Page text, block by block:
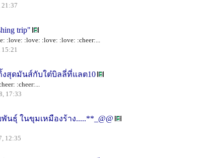
trip"
:love: :love: :love: :love: :cheer:...
งสุดมันส์กับใต๋บิลลี่ที่แลต10
:cheer:...
17:33
พันธุ์ ในขุมเหมืองร้าง.....**_@@
12:35